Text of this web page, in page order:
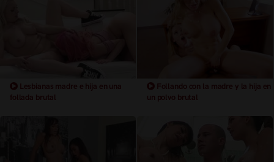
Lesbianas madre e hija en una
follada brutal
Follando con la madre y la hija en
un polvo brutal